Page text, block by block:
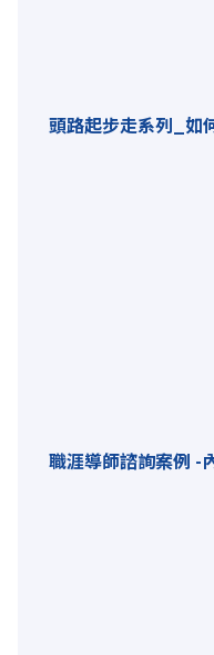
頭路起步走系列_如
職涯導師諮詢案例 -